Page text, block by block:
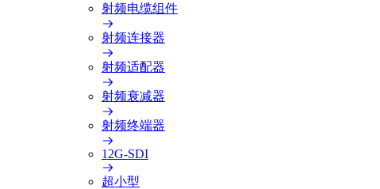
射频电缆组件
射频连接器
射频适配器
射频衰减器
射频终端器
12G-SDI
超小型